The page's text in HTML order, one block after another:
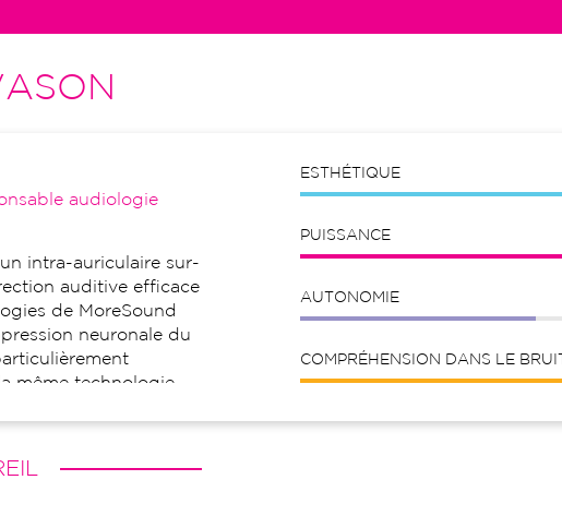
audiologie
intra-auriculaire sur-
auditive efficace
de MoreSound
neuronale du
même technologie
comme la parole.
ESTHÉTIQUE
PUISSANCE
AUTONOMIE
COMPRÉHENSION DANS LE BRUIT